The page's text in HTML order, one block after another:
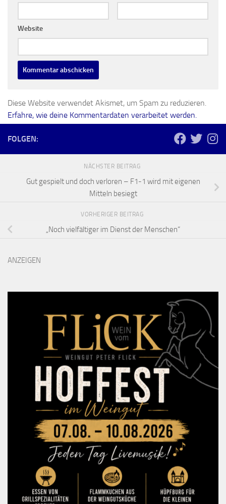
Website
Diese Website verwendet Akismet, um Spam zu reduzieren.
Erfahre, wie deine Kommentardaten verarbeitet werden.
FOLGEN:
NÄCHSTER BEITRAG
Gut gespielt und doch verloren – F1-1 wird mit eigenen
Mitteln besiegt
VORHERIGER BEITRAG
„Noch vielfältiger im Dienst der Menschen“
ANZEIGEN